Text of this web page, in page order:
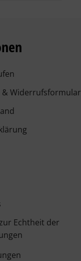
& Widerrufsformular
Echtheit der